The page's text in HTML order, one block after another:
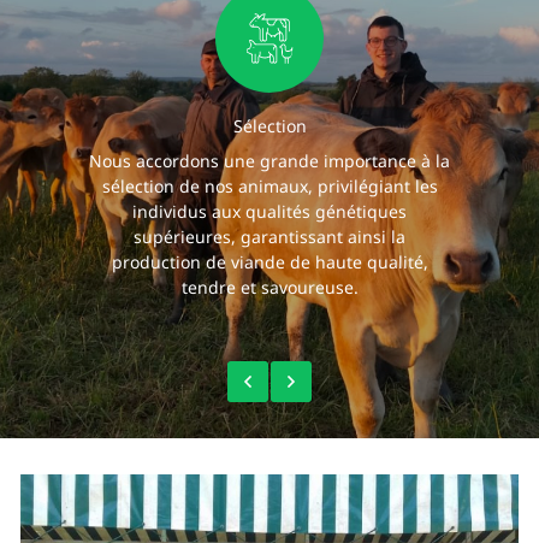
Sélection
Nous accordons une grande importance à la
sélection de nos animaux, privilégiant les
individus aux qualités génétiques
supérieures, garantissant ainsi la
production de viande de haute qualité,
tendre et savoureuse.